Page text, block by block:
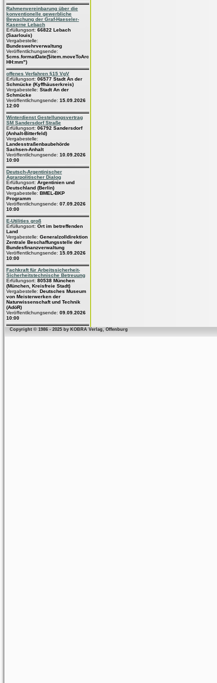
Rahmenvereinbarung über die
konventionelle gewerbliche
Bewachung der Graf-Haeseler-
Kaserne Lebach
Erfüllungsort: 66822 Lebach
(Saarlouis)
Vergabestelle:
Bundeswehrverwaltung
Veröffentlichungsende:
$cms.formatDate($item.moveToArchive,"dd.MM.yyyy
HH:mm")
offenes Verfahren §15 VgV
Erfüllungsort: 06577 Stadt An der
Schmücke (Kyffhäuserkreis)
Vergabestelle: Stadt An der
Schmücke
Veröffentlichungsende: 15.09.2026
12:00
Winterdienst Gestellungsvertrag
SM Sandersdorf Straße
Erfüllungsort: 06792 Sandersdorf
(Anhalt-Bitterfeld)
Vergabestelle:
Landesstraßenbaubehörde
Sachsen-Anhalt
Veröffentlichungsende: 10.09.2026
10:00
Deutsch-Argentinischer
Agrarpolitischer Dialog
Erfüllungsort: Argentinien und
Deutschland (Berlin)
Vergabestelle: BMEL-BKP
Programm
Veröffentlichungsende: 07.09.2026
10:00
E-Utilities groß
Erfüllungsort: Ort im betreffenden
Land
Vergabestelle: Generalzolldirektion
Zentrale Beschaffungsstelle der
Bundesfinanzverwaltung
Veröffentlichungsende: 15.09.2026
10:00
Fachkraft für Arbeitssicherheit-
Sicherheitstechnische Betreuung
Erfüllungsort: 80538 München
(München, Kreisfreie Stadt)
Vergabestelle: Deutsches Museum
von Meisterwerken der
Naturwissenschaft und Technik
(AdöR)
Veröffentlichungsende: 09.09.2026
10:00
Copyright © 1986 - 2025 by KOBRA Verlag, Offenburg